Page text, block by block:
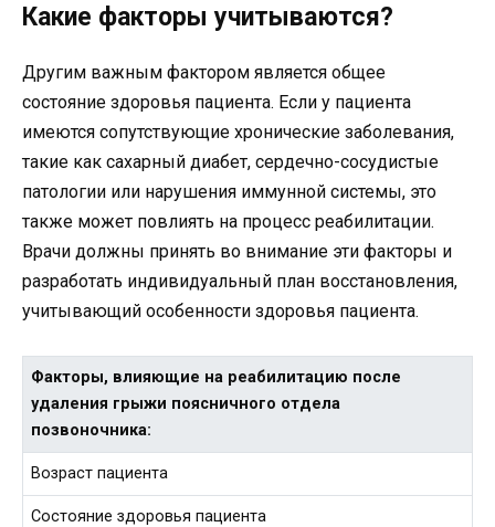
Какие факторы учитываются?
Другим важным фактором является общее
состояние здоровья пациента. Если у пациента
имеются сопутствующие хронические заболевания,
такие как сахарный диабет, сердечно-сосудистые
патологии или нарушения иммунной системы, это
также может повлиять на процесс реабилитации.
Врачи должны принять во внимание эти факторы и
разработать индивидуальный план восстановления,
учитывающий особенности здоровья пациента.
Факторы, влияющие на реабилитацию после
удаления грыжи поясничного отдела
позвоночника:
Возраст пациента
Состояние здоровья пациента